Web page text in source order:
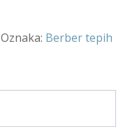
Oznaka: Berber tepih